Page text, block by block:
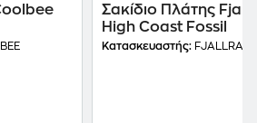
Σακίδιο Πλάτης
High Coast Fossil
Κατασκευαστής: